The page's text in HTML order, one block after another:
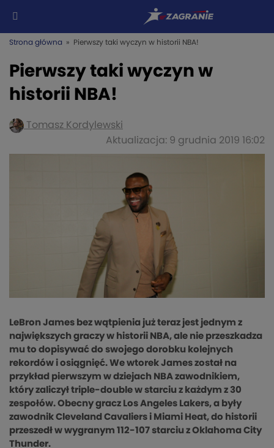
Strona główna » Pierwszy taki wyczyn w historii NBA!
Pierwszy taki wyczyn w
historii NBA!
Tomasz Kordylewski
Aktualizacja: 9 grudnia 2019 16:02
LeBron James bez wątpienia już teraz jest jednym z
największych graczy w historii NBA, ale nie przeszkadza
mu to dopisywać do swojego dorobku kolejnych
rekordów i osiągnięć. We wtorek James został na
przykład pierwszym w dziejach NBA zawodnikiem,
który zaliczył triple-double w starciu z każdym z 30
zespołów. Obecny gracz Los Angeles Lakers, a były
zawodnik Cleveland Cavaliers i Miami Heat, do historii
przeszedł w wygranym 112-107 starciu z Oklahoma City
Thunder.